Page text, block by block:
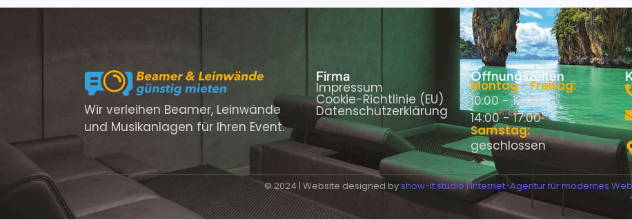
Wir verleihen Beamer, Leinwände
und Musikanlagen für Ihren Event.
Firma
Impressum
Cookie-Richtlinie (EU)
Datenschutzerklärung
Öffnungszeiten
Montag - Freitag:
10:00 - 12:00
14:00 - 17:00
Samstag:
geschlossen
© 2024 | Website designed byshow-it.studio | Internet-Agentur für modernes